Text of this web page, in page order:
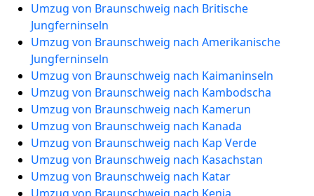
Umzug von Braunschweig nach Britische
Jungferninseln
Umzug von Braunschweig nach Amerikanische
Jungferninseln
Umzug von Braunschweig nach Kaimaninseln
Umzug von Braunschweig nach Kambodscha
Umzug von Braunschweig nach Kamerun
Umzug von Braunschweig nach Kanada
Umzug von Braunschweig nach Kap Verde
Umzug von Braunschweig nach Kasachstan
Umzug von Braunschweig nach Katar